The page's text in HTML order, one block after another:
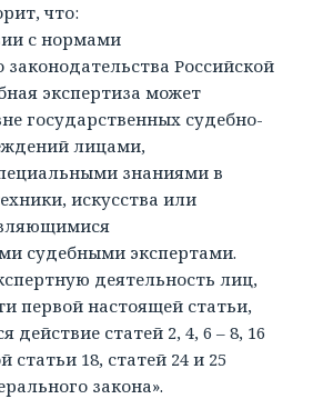
что:
с нормами
законодательства Российской
экспертиза может
государственных судебно-
лицами,
знаниями в
искусства или
судебными экспертами.
деятельность лиц,
первой настоящей статьи,
действие статей 2, 4, 6 – 8, 16
статьи 18, статей 24 и 25
закона».